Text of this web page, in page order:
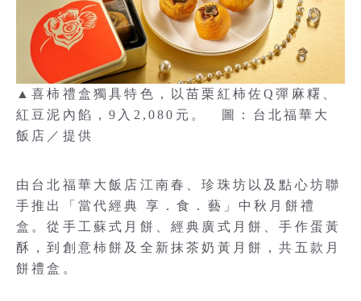
▲喜柿禮盒獨具特色，以苗栗紅柿佐Q彈麻糬、
紅豆泥內餡，9入2,080元。 圖：台北福華大
飯店／提供
由台北福華大飯店江南春、珍珠坊以及點心坊聯
手推出「當代經典 享．食．藝」中秋月餅禮
盒。從手工蘇式月餅、經典廣式月餅、手作蛋黃
酥，到創意柿餅及全新抹茶奶黃月餅，共五款月
餅禮盒。